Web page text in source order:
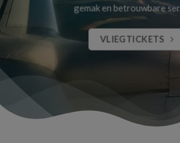
gemak en betrouwbare
VLIEGTICKETS